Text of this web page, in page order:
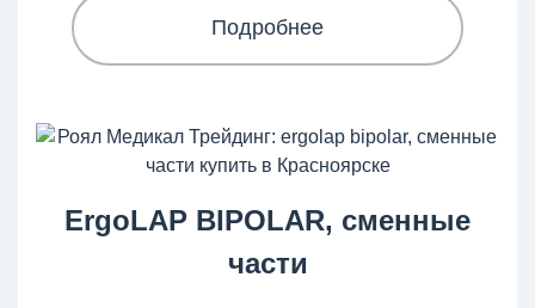
Подробнее
ErgoLAP BIPOLAR, сменные
части